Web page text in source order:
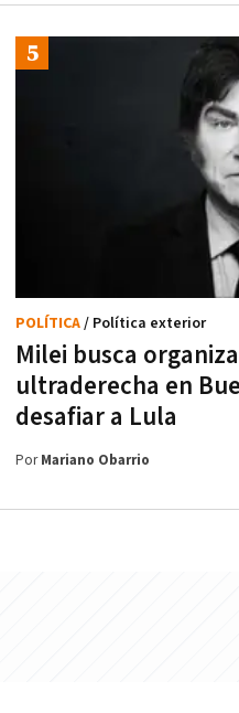
Milei busca
ultraderecha en
desafiar a Lula
POLÍTICA/ Política exterior
PorMariano Obarrio